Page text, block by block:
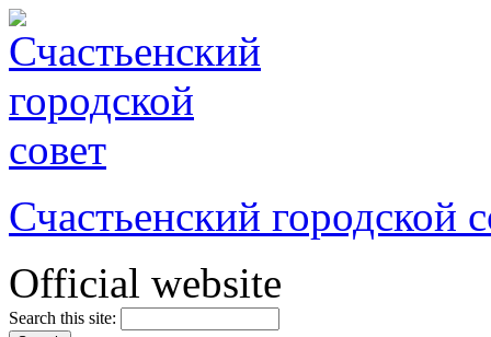
Счастьенский городской
Official website
Search this site: